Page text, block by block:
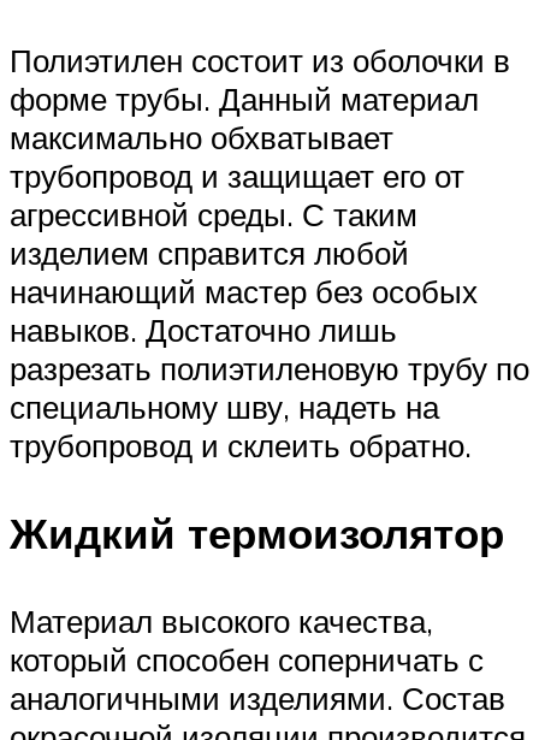
Полиэтилен состоит из оболочки в
форме трубы. Данный материал
максимально обхватывает
трубопровод и защищает его от
агрессивной среды. С таким
изделием справится любой
начинающий мастер без особых
навыков. Достаточно лишь
разрезать полиэтиленовую трубу по
специальному шву, надеть на
трубопровод и склеить обратно.
Жидкий термоизолятор
Материал высокого качества,
который способен соперничать с
аналогичными изделиями. Состав